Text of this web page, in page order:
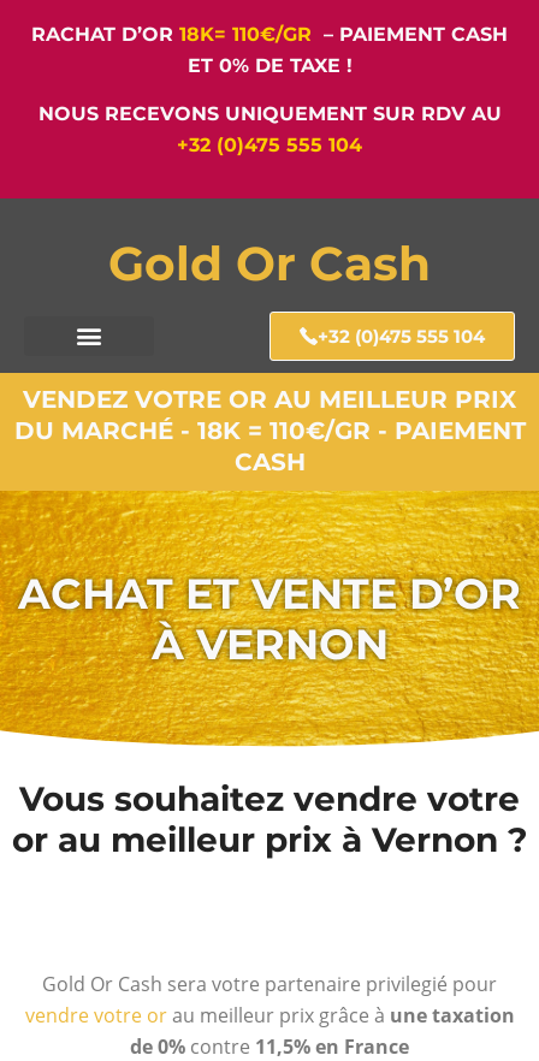
RACHAT D’OR 18K= 110€/GR – PAIEMENT CASH
ET 0% DE TAXE !
NOUS RECEVONS UNIQUEMENT SUR RDV AU
+32 (0)475 555 104
Gold Or Cash
+32 (0)475 555 104
VENDEZ VOTRE OR AU MEILLEUR PRIX
DU MARCHÉ - 18K = 110€/GR - PAIEMENT
CASH
ACHAT ET VENTE D’OR
À VERNON
Vous souhaitez vendre votre
or au meilleur prix à Vernon ?
Gold Or Cash sera votre partenaire privilegié pour
vendre votre orau meilleur prix grâce à une taxation
de 0% contre 11,5% en France